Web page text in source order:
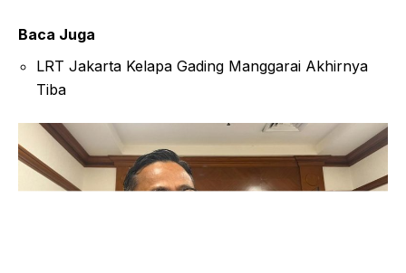
Baca Juga
LRT Jakarta Kelapa Gading Manggarai Akhirnya
Tiba